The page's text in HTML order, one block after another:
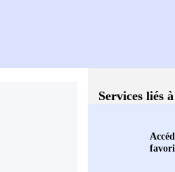
Services liés